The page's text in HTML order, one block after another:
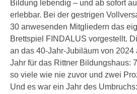
Bildung lebendig – und ab sofort
erlebbar. Bei der gestrigen
30 anwesenden Mitgliedern das
Brettspiel FINDALUS vorgestellt.
an das 40-Jahr-Jubiläum von 2024
Jahr für das Rittner Bildungshaus:
so viele wie nie zuvor und zwei
Und es war ein Jahr des